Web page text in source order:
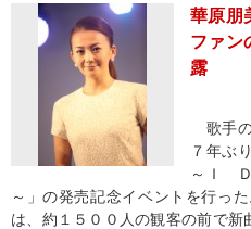
華原朋
ファン
露
歌手
７年ぶ
～Ｉ
～」の発売記念イベントを行っ
は、約１５００人の観客の前で新